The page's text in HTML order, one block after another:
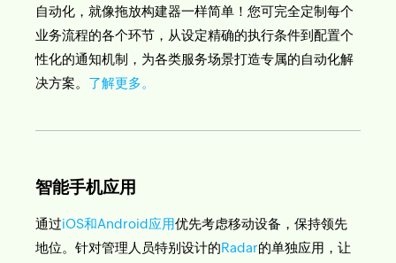
自动化，就像拖放构建器一样简单！您可完全定制每个
业务流程的各个环节，从设定精确的执行条件到配置个
性化的通知机制，为各类服务场景打造专属的自动化解
决方案。 了解更多。
智能手机应用
通过iOS和Android应用优先考虑移动设备，保持领先
地位。针对管理人员特别设计的Radar的单独应用，让